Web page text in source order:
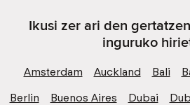
Ikusi zer ari den
inguruko
Amsterdam Auckland Bali
Berlin
Buenos Aires Dubai